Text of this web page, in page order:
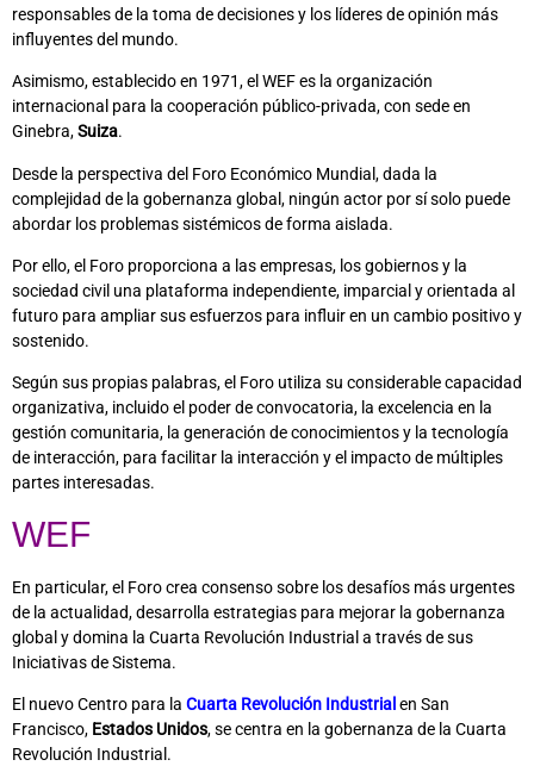
responsables de la toma de decisiones y los líderes de opinión más
influyentes del mundo.
Asimismo, establecido en 1971, el WEF es la organización
internacional para la cooperación público-privada, con sede en
Ginebra,Suiza.
Desde la perspectiva del Foro Económico Mundial, dada la
complejidad de la gobernanza global, ningún actor por sí solo puede
abordar los problemas sistémicos de forma aislada.
Por ello, el Foro proporciona a las empresas, los gobiernos y la
sociedad civil una plataforma independiente, imparcial y orientada al
futuro para ampliar sus esfuerzos para influir en un cambio positivo y
sostenido.
Según sus propias palabras, el Foro utiliza su considerable capacidad
organizativa, incluido el poder de convocatoria, la excelencia en la
gestión comunitaria, la generación de conocimientos y la tecnología
de interacción, para facilitar la interacción y el impacto de múltiples
partes interesadas.
WEF
En particular, el Foro crea consenso sobre los desafíos más urgentes
de la actualidad, desarrolla estrategias para mejorar la gobernanza
global y domina la Cuarta Revolución Industrial a través de sus
Iniciativas de Sistema.
El nuevo Centro para la Cuarta Revolución Industrial en San
Francisco, Estados Unidos, se centra en la gobernanza de la Cuarta
Revolución Industrial.